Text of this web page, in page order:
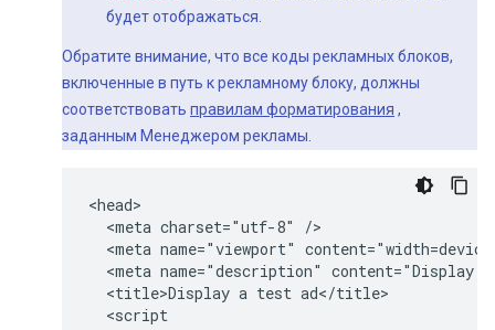
будет отображаться.
Обратите внимание, что все коды рекламных блоков,
включенные в путь к рекламному блоку, должны
соответствовать правилам форматирования ,
заданным Менеджером рекламы.
<head>
  <meta charset="utf-8" />
<meta name="viewport"
<meta name="description" content="Display
  <title>Display a test ad</title>
  <script